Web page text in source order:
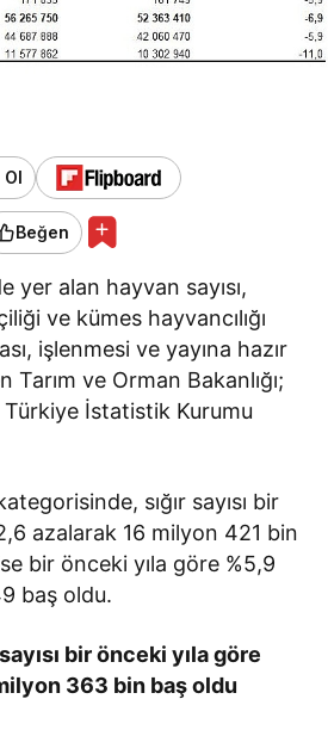
Beğen
yer alan hayvan sayısı,
ve kümes hayvancılığı
işlenmesi ve yayına hazır
ve Orman Bakanlığı;
Türkiye İstatistik Kurumu
sığır sayısı bir
azalarak 16 milyon 421 bin
bir önceki yıla göre %5,9
baş oldu.
bir önceki yıla göre
363 bin baş oldu